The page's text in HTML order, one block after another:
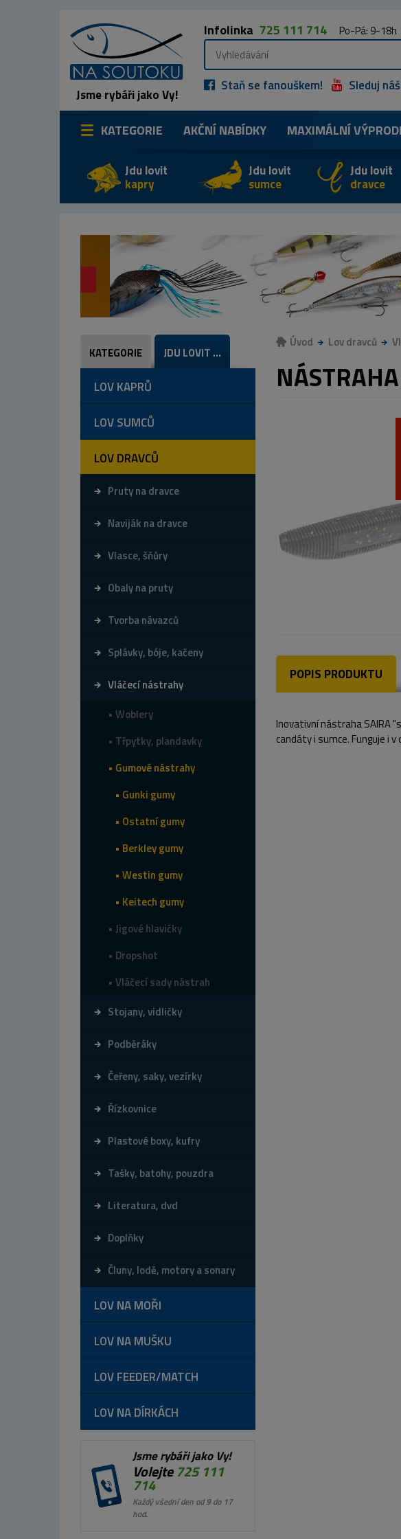
Jsme rybáři jako Vy!
Infolinka 725 111 714 Po-Pá: 9-18h
Staň se fanouškem! Sleduj
KATEGORIE AKČNÍ NABÍDKY MAXIMÁLNÍ
Jdu lovit
kapry
Jdu lovit
sumce
Jdu lovit
dravce
KATEGORIE JDU LOVIT ...
LOV KAPRŮ
LOV SUMCŮ
LOV DRAVCŮ
Pruty na dravce
Naviják na dravce
Vlasce, šňůry
Obaly na pruty
Tvorba návazců
Splávky, bóje, kačeny
Vláčecí nástrahy
Woblery
Třpytky, plandavky
Gumové nástrahy
Gunki gumy
Ostatní gumy
Berkley gumy
Westin gumy
Keitech gumy
Jigové hlavičky
Dropshot
Vláčecí sady nástrah
Stojany, vidličky
Podběráky
Čeřeny, saky, vezírky
Řízkovnice
Plastové boxy, kufry
Tašky, batohy, pouzdra
Literatura, dvd
Doplňky
Čluny, lodě, motory a sonary
LOV NA MOŘI
LOV NA MUŠKU
LOV FEEDER/MATCH
LOV NA DÍRKÁCH
Jsme rybáři jako Vy!
Volejte725 111
714
Každý všední den od 9 do 17
hod.
Úvod Lov dravců
POPIS PRODUKTU
Inovativní nástraha SAIRA
candáty i sumce. Funguje i